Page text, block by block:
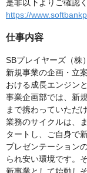
是非以下よりご確認
https://
仕事内容
SBプレイヤーズ（株
新規事業の企画・立
おける成長エンジン
事業企画部では、新
まで携わっていただ
業務のサイクルは、
タートし、ご自身で
プレゼンテーション
られ安い環境です。